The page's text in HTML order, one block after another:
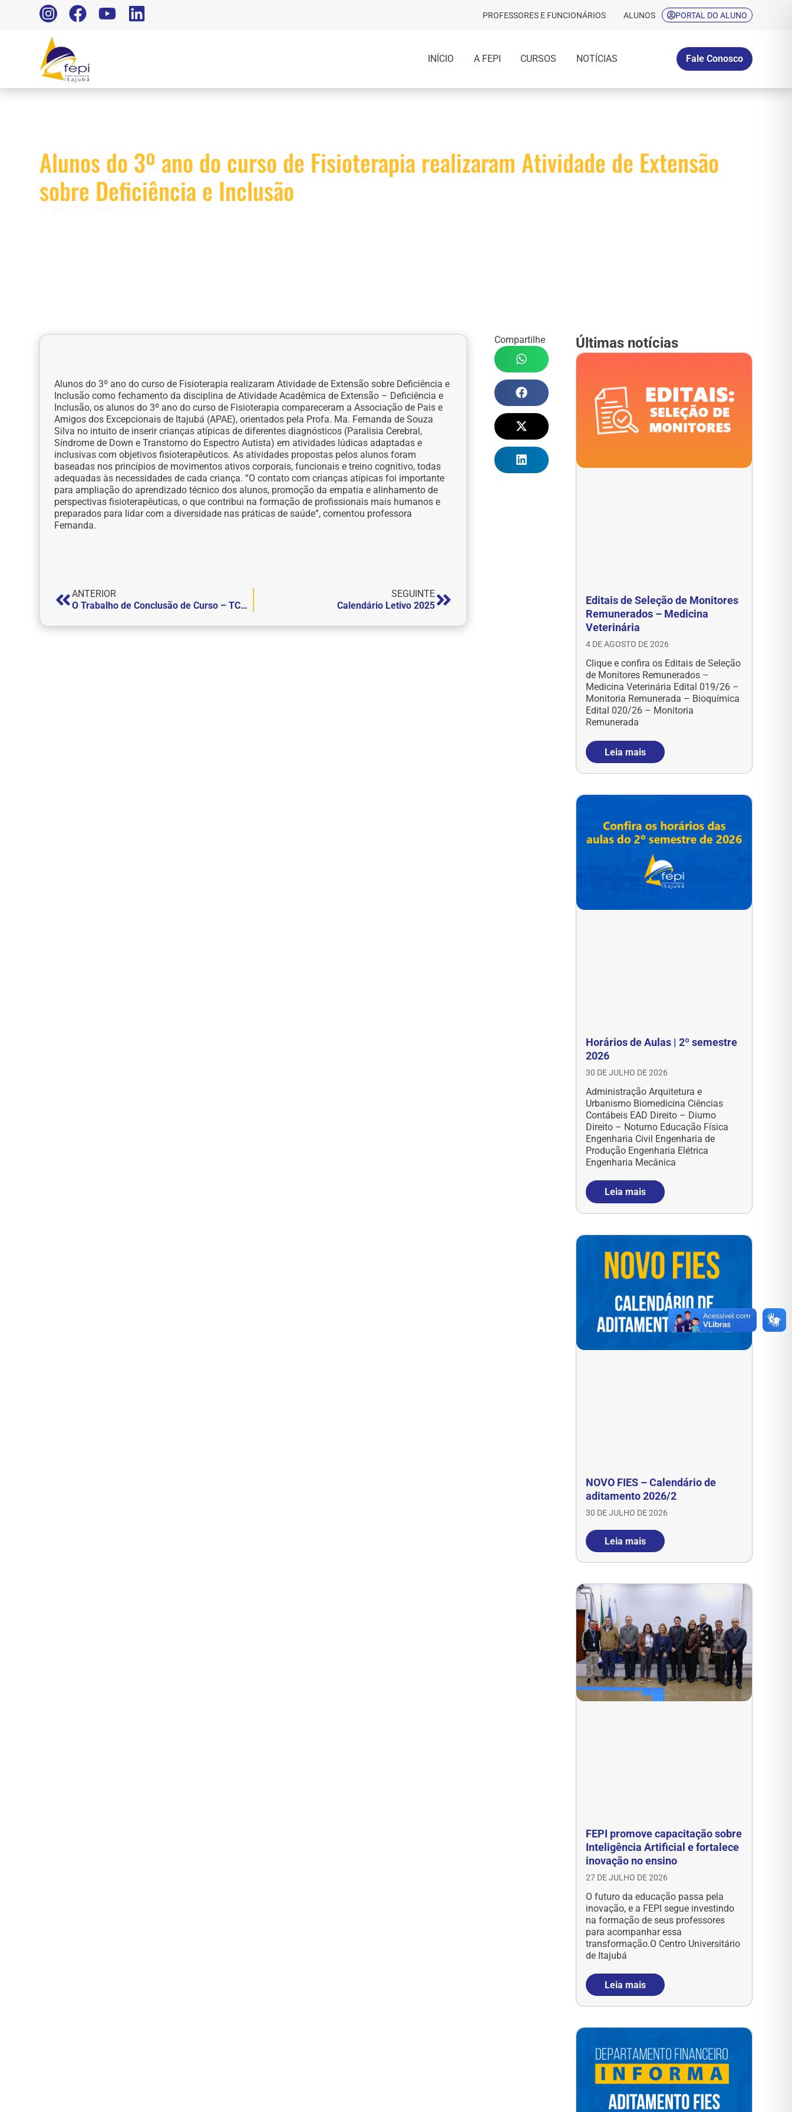
PROFESSORES E FUNCIONÁRIOS ALUNOS PORTAL DO ALUNO
INÍCIO A FEPI CURSOS NOTÍCIAS Fale Conosco
Alunos do 3º ano do curso de Fisioterapia realizaram Atividade de Extensão
sobre Deficiência e Inclusão
Alunos do 3º ano do curso de Fisioterapia realizaram Atividade de Extensão sobre Deficiência e
Inclusão como fechamento da disciplina de Atividade Acadêmica de Extensão – Deficiência e
Inclusão, os alunos do 3º ano do curso de Fisioterapia compareceram a Associação de Pais e
Amigos dos Excepcionais de Itajubá (APAE), orientados pela Profa. Ma. Fernanda de Souza
Silva no intuito de inserir crianças atípicas de diferentes diagnósticos (Paralisia Cerebral,
Síndrome de Down e Transtorno do Espectro Autista) em atividades lúdicas adaptadas e
inclusivas com objetivos fisioterapêuticos. As atividades propostas pelos alunos foram
baseadas nos princípios de movimentos ativos corporais, funcionais e treino cognitivo, todas
adequadas às necessidades de cada criança. “O contato com crianças atípicas foi importante
para ampliação do aprendizado técnico dos alunos, promoção da empatia e alinhamento de
perspectivas fisioterapêuticas, o que contribui na formação de profissionais mais humanos e
preparados para lidar com a diversidade nas práticas de saúde”, comentou professora
Fernanda.
ANTERIOR
O Trabalho de Conclusão de Curso – TCC, da aluna Isabella Costa Pinto foi publicado na revista “Forensic Research & Criminology International Journal”.
SEGUINTE
Calendário Letivo 2025
Compartilhe Últimas notícias
Editais de Seleção de Monitores
Remunerados – Medicina
Veterinária
4 DE AGOSTO DE 2026
Clique e confira os Editais de Seleção
de Monitores Remunerados –
Medicina Veterinária Edital 019/26 –
Monitoria Remunerada – Bioquímica
Edital 020/26 – Monitoria
Remunerada
Leia mais
Horários de Aulas | 2º semestre
2026
30 DE JULHO DE 2026
Administração Arquitetura e
Urbanismo Biomedicina Ciências
Contábeis EAD Direito – Diurno
Direito – Noturno Educação Física
Engenharia Civil Engenharia de
Produção Engenharia Elétrica
Engenharia Mecânica
Leia mais
NOVO FIES – Calendário de
aditamento 2026/2
30 DE JULHO DE 2026
Leia mais
FEPI promove capacitação sobre
Inteligência Artificial e fortalece
inovação no ensino
27 DE JULHO DE 2026
O futuro da educação passa pela
inovação, e a FEPI segue investindo
na formação de seus professores
para acompanhar essa
transformação.O Centro Universitário
de Itajubá
Leia mais